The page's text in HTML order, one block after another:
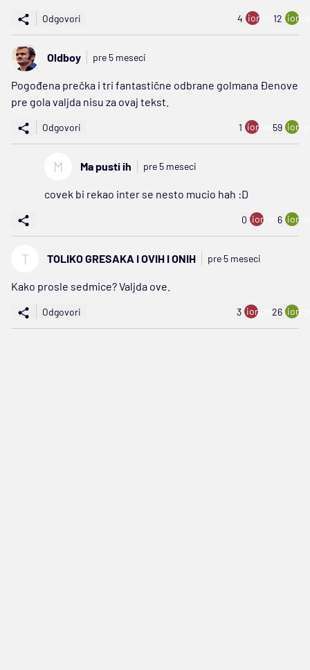
Odgovori 4 ion:minus
12
Oldboy pre 5 meseci
Pogođena prečka i tri fantastične odbrane golmana Đenove
pre gola valjda nisu za ovaj tekst.
Odgovori 1 ion:minus
59
M Ma pusti ih pre 5 meseci
covek bi rekao inter se nesto mucio hah :D
0 ion:minus
6
T TOLIKO GRESAKA I OVIH I ONIH pre 5 meseci
Kako prosle sedmice? Valjda ove.
Odgovori 3 ion:minus
26